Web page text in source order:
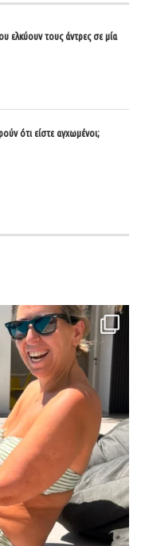
ελκύουν τους άντρες σε μία
ότι είστε αγχωμένοι;